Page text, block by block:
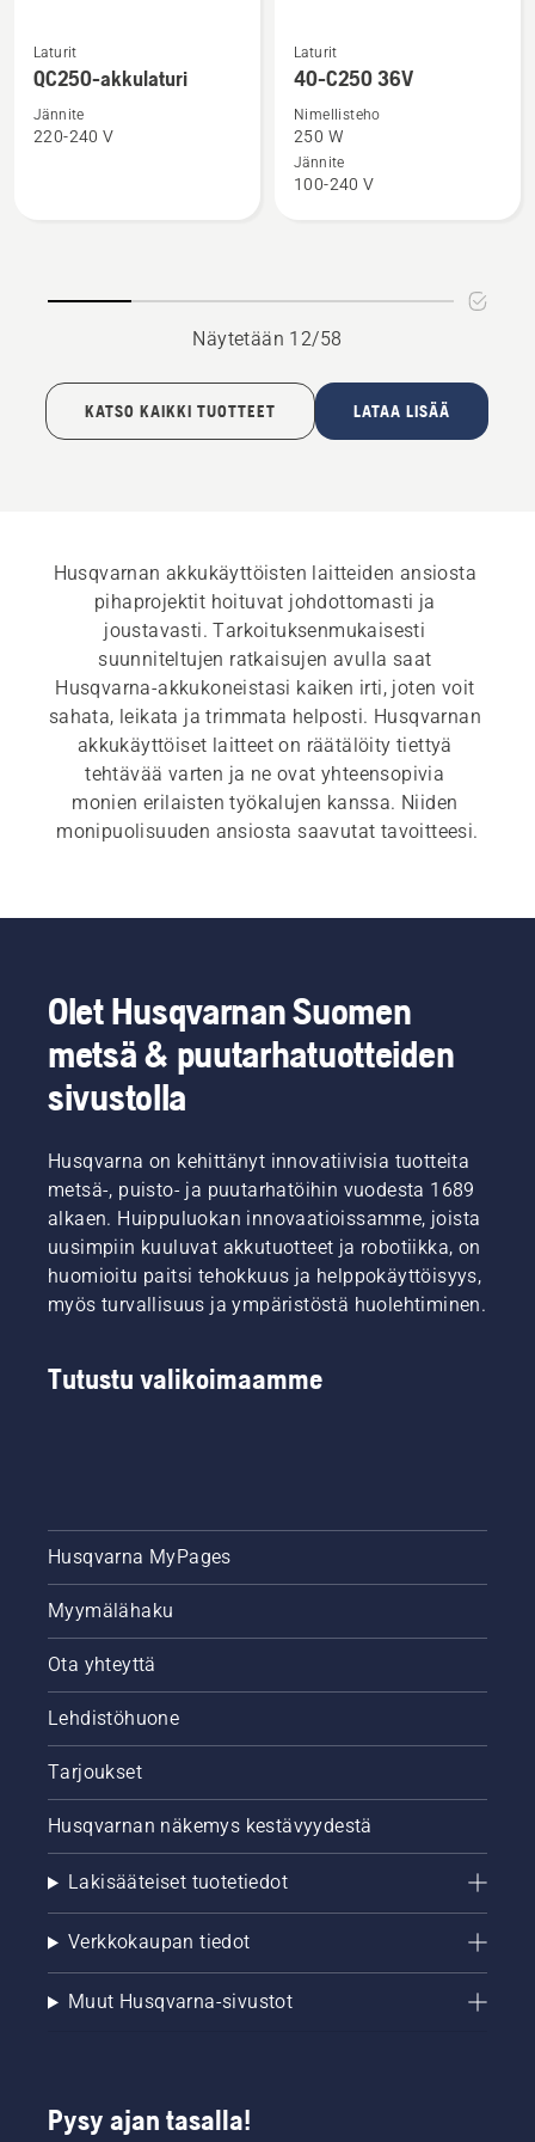
Katso
lisätietoja
QC250-
Laturit
QC250-akkulaturi
Jännite
220-240 V
Katso
lisätietoja
40-
C250
36V
Laturit
40-C250 36V
Nimellisteho
250 W
Jännite
100-240 V
Näytetään 12/58
KATSO KAIKKI TUOTTEET LATAA LISÄÄ
Husqvarnan akkukäyttöisten laitteiden ansiosta
pihaprojektit hoituvat johdottomasti ja
joustavasti. Tarkoituksenmukaisesti
suunniteltujen ratkaisujen avulla saat
Husqvarna-akkukoneistasi kaiken irti, joten voit
sahata, leikata ja trimmata helposti. Husqvarnan
akkukäyttöiset laitteet on räätälöity tiettyä
tehtävää varten ja ne ovat yhteensopivia
monien erilaisten työkalujen kanssa. Niiden
monipuolisuuden ansiosta saavutat tavoitteesi.
Olet Husqvarnan Suomen
metsä & puutarhatuotteiden
sivustolla
Husqvarna on kehittänyt innovatiivisia tuotteita
metsä-, puisto- ja puutarhatöihin vuodesta 1689
alkaen. Huippuluokan innovaatioissamme, joista
uusimpiin kuuluvat akkutuotteet ja robotiikka, on
huomioitu paitsi tehokkuus ja helppokäyttöisyys,
myös turvallisuus ja ympäristöstä huolehtiminen.
Tutustu valikoimaamme
Husqvarna MyPages
Myymälähaku
Ota yhteyttä
Lehdistöhuone
Tarjoukset
Husqvarnan näkemys kestävyydestä
Lakisääteiset tuotetiedot
Verkkokaupan tiedot
Muut Husqvarna-sivustot
Pysy ajan tasalla!